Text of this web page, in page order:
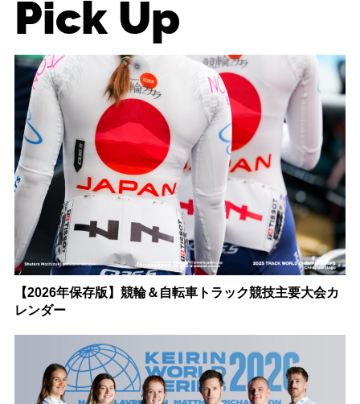
Pick Up
【2026年保存版】競輪＆自転車トラック競技主要大会カ
レンダー